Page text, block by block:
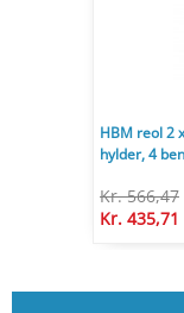
HBM reol 2
hylder, 4
Kr. 566,47
Kr. 435,71